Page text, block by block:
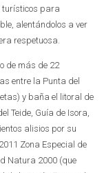
turísticos para
alentándolos a ver
respetuosa.
de más de 22
entre la Punta del
y baña el litoral de
Teide, Guía de Isora,
alisios por su
Zona Especial de
Natura 2000 (que